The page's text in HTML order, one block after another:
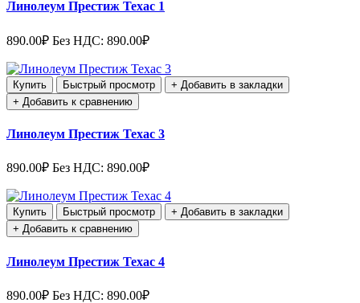
Линолеум Престиж Техас 1
890.00₽ Без НДС: 890.00₽
Купить Быстрый просмотр
+ Добавить в закладки
+ Добавить к сравнению
Линолеум Престиж Техас 3
890.00₽ Без НДС: 890.00₽
Купить Быстрый просмотр
+ Добавить в закладки
+ Добавить к сравнению
Линолеум Престиж Техас 4
890.00₽ Без НДС: 890.00₽